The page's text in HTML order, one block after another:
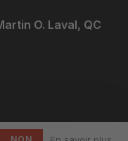
O. Laval, QC